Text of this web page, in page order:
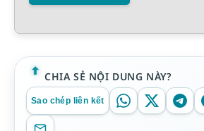
CHIA SẺ NỘI DUNG NÀY?
Sao chép liên kết